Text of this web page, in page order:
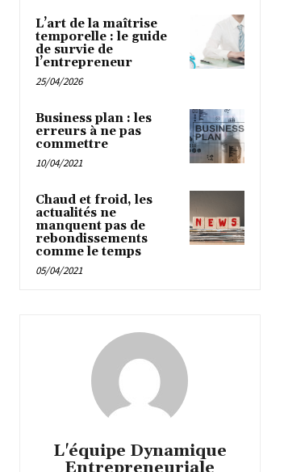
L’art de la maîtrise
temporelle : le guide
de survie de
l’entrepreneur
25/04/2026
Business plan : les
erreurs à ne pas
commettre
10/04/2021
Chaud et froid, les
actualités ne
manquent pas de
rebondissements
comme le temps
05/04/2021
L'équipe Dynamique